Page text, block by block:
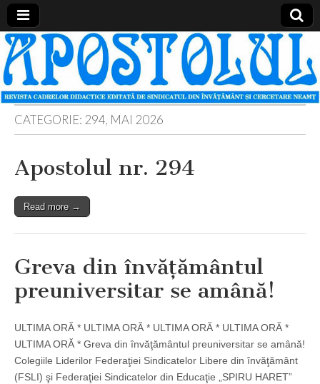
Apostolul
Revista
cadrelor
didactice
din
judetul
Neamt
CATEGORIE: 294, MAI 2026
Apostolul nr. 294
Read more →
Greva din învăţământul
preuniversitar se amână!
ULTIMA ORĂ * ULTIMA ORĂ * ULTIMA ORĂ * ULTIMA ORĂ *
ULTIMA ORĂ * Greva din învăţământul preuniversitar se amână!
Colegiile Liderilor Federaţiei Sindicatelor Libere din învăţământ
(FSLI) şi Federaţiei Sindicatelor din Educaţie „SPIRU HARET”